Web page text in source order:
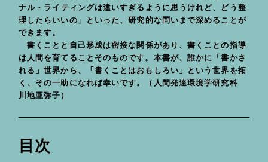
ナル・ライティングは違いすぎるように思うけれど、どう整
理したらいいの」といった、研究的な問いまで深めることが
できます。
書くことと自己形成は密接な関係があり、書くことの指導
は人間を育てることそのものです。本書が、誰かに「書かさ
れる」世界から、「書くことはおもしろい」という世界を拓
く、その一助になれば幸いです。（人間発達環境学研究科
川地亜弥子）
目次